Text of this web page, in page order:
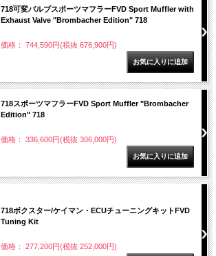
718可変バルブスポーツマフラーFVD Sport Muffler with
Exhaust Valve "Brombacher Edition" 718
価格： 744,590円(税抜 676,900円)
718スポーツマフラーFVD Sport Muffler "Brombacher
Edition" 718
価格： 336,600円(税抜 306,000円)
718ボクスター/ケイマン・ECUチューニングキットFVD
Tuning Kit
価格： 277,200円(税抜 252,000円)